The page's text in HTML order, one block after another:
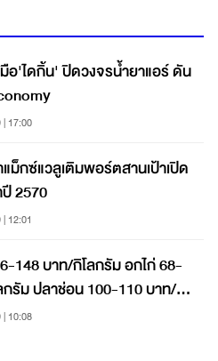
อ'ไดกิ้น' ปิดวงจรน้ำยาแอร์ ดัน
17:00
แม็กซ์แวลูเติมพอร์ตสานเป้าเปิด
2570
12:01
148 บาท/กิโลกรัม อกไก่ 68-
รัม ปลาช่อน 100-110 บาท/
10:08